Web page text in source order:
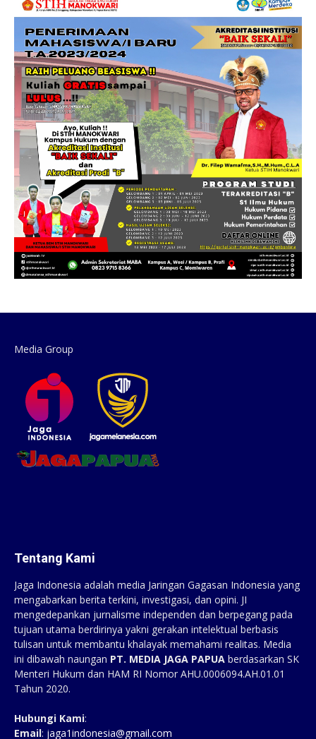
Media Group
Tentang Kami
Jaga Indonesia adalah media Jaringan Gagasan Indonesia yang
mengabarkan berita terkini, investigasi, dan opini. JI
mengedepankan jurnalisme independen dan berpegang pada
tujuan utama berdirinya yakni gerakan intelektual berbasis
tulisan untuk membantu khalayak memahami realitas. Media
ini dibawah naungan PT. MEDIA JAGA PAPUA berdasarkan SK
Menteri Hukum dan HAM RI Nomor AHU.0006094.AH.01.01
Tahun 2020.
Hubungi Kami:
Email: jaga1indonesia@gmail.com